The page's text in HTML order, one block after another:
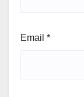
Email *